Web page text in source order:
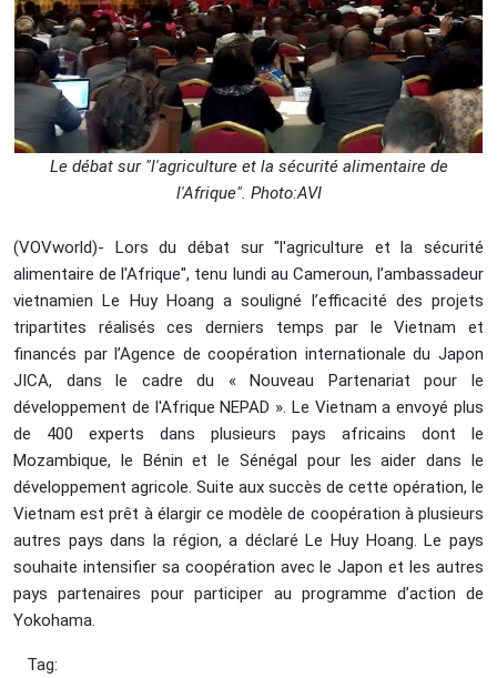
Le débat sur "l'agriculture et la sécurité alimentaire de
l'Afrique". Photo:AVI
(VOVworld)- Lors du débat sur "l'agriculture et la sécurité
alimentaire de l'Afrique", tenu lundi au Cameroun, l’ambassadeur
vietnamien Le Huy Hoang a souligné l’efficacité des projets
tripartites réalisés ces derniers temps par le Vietnam et
financés par l’Agence de coopération internationale du Japon
JICA, dans le cadre du « Nouveau Partenariat pour le
développement de l'Afrique NEPAD ». Le Vietnam a envoyé plus
de 400 experts dans plusieurs pays africains dont le
Mozambique, le Bénin et le Sénégal pour les aider dans le
développement agricole. Suite aux succès de cette opération, le
Vietnam est prêt à élargir ce modèle de coopération à plusieurs
autres pays dans la région, a déclaré Le Huy Hoang. Le pays
souhaite intensifier sa coopération avec le Japon et les autres
pays partenaires pour participer au programme d’action de
Yokohama.
Tag: